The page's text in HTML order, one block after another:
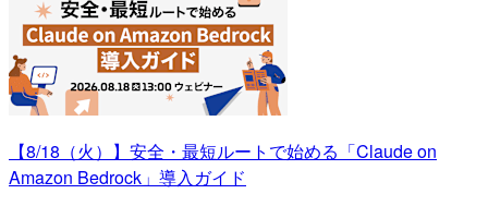
【8/18（火）】安全・最短ルートで始める「Claude on
Amazon Bedrock」導入ガイド